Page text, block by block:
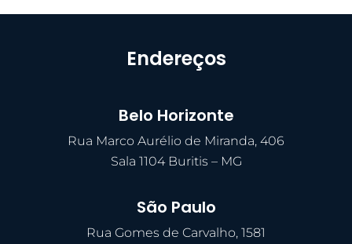
Endereços
Belo Horizonte
Rua Marco Aurélio de Miranda, 406
Sala 1104 Buritis – MG
São Paulo
Rua Gomes de Carvalho, 1581